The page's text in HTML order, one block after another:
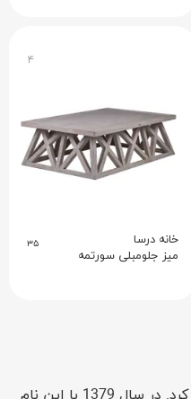
۴
خانه درسا ۳۵
میز جلومبلی سورتمه